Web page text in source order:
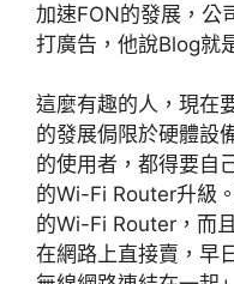
加速FON的發展，公
打廣告，他說Blog就
這麼有趣的人，現在
的發展侷限於硬體設
的使用者，都得要自
的Wi-Fi Router升級
的Wi-Fi Router，而
在網路上直接賣，早